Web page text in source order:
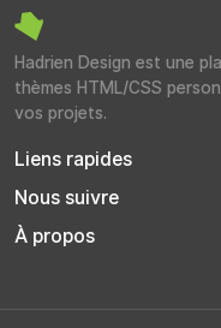
Hadrien Design est une
thèmes HTML/CSS
vos projets.
Liens rapides
Nous suivre
À propos